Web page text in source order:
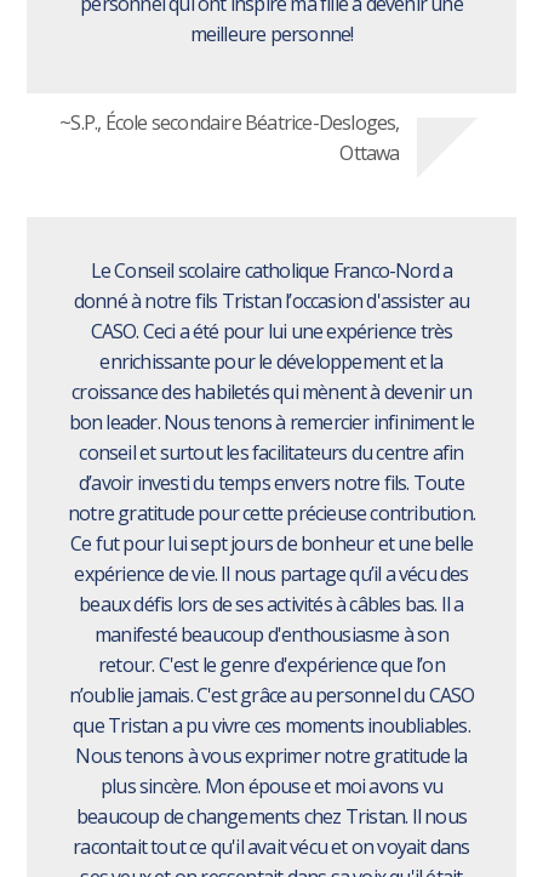
meilleure personne!
~S.P., École secondaire Béatrice-Desloges,
Ottawa
Le Conseil scolaire catholique Franco-Nord a
donné à notre fils Tristan l’occasion d'assister au
CASO. Ceci a été pour lui une expérience très
enrichissante pour le développement et la
croissance des habiletés qui mènent à devenir un
bon leader. Nous tenons à remercier infiniment le
conseil et surtout les facilitateurs du centre afin
d’avoir investi du temps envers notre fils. Toute
notre gratitude pour cette précieuse contribution.
Ce fut pour lui sept jours de bonheur et une belle
expérience de vie. Il nous partage qu’il a vécu des
beaux défis lors de ses activités à câbles bas. Il a
manifesté beaucoup d'enthousiasme à son
retour. C'est le genre d'expérience que l’on
n’oublie jamais. C'est grâce au personnel du CASO
que Tristan a pu vivre ces moments inoubliables.
Nous tenons à vous exprimer notre gratitude la
plus sincère. Mon épouse et moi avons vu
beaucoup de changements chez Tristan. Il nous
racontait tout ce qu'il avait vécu et on voyait dans